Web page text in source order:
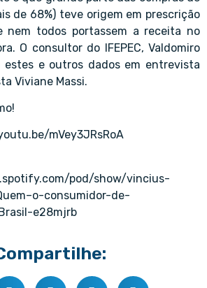
de 68%) teve origem em prescrição
nem todos portassem a receita no
O consultor do IFEPEC, Valdomiro
estes e outros dados em entrevista
Viviane Massi.
mVey3JRsRoA
pod/show/vincius-
consumidor-de-
e28mjrb